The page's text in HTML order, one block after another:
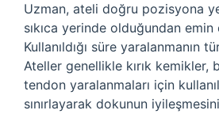
Uzman, ateli doğru pozisyona
sıkıca yerinde olduğundan emin
Kullanıldığı süre yaralanmanın
Ateller genellikle kırık kemikler,
tendon yaralanmaları için
sınırlayarak dokunun